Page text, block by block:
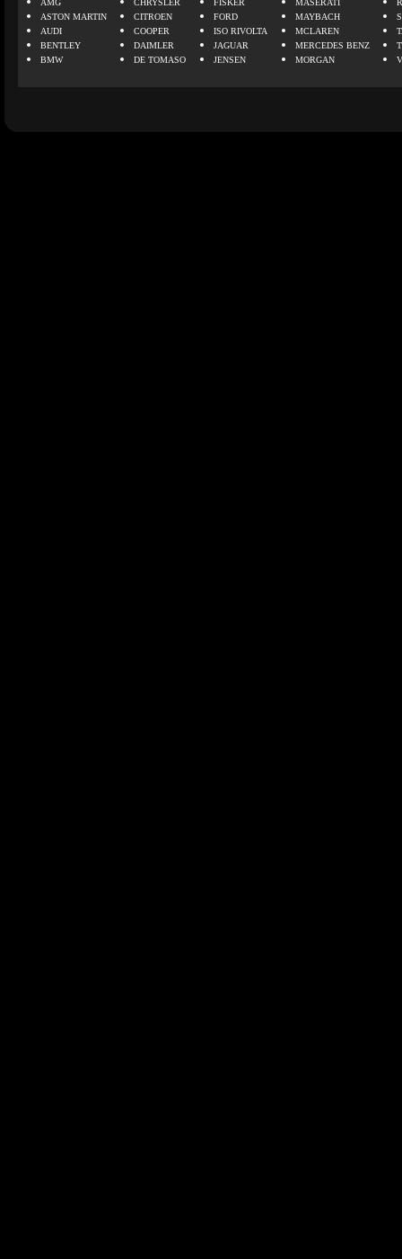
AMG
ASTON MARTIN
AUDI
BENTLEY
BMW
CHRYSLER
CITROEN
COOPER
DAIMLER
DE TOMASO
FISKER
FORD
ISO RIVOLTA
JAGUAR
JENSEN
MASERATI
MAYBACH
MCLAREN
MERCEDES BENZ
MORGAN